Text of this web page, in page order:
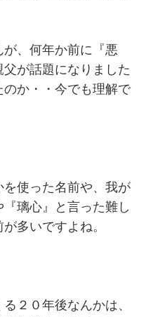
、何年か前に『悪
が話題になりました
か・・今でも理解で
使った名前や、我が
璃心』と言った難し
多いですよね。
２０年後なんかは、